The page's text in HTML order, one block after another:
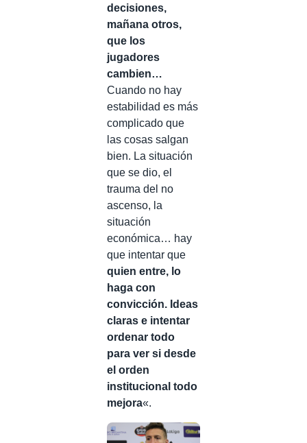
decisiones,
mañana otros,
que los
jugadores
cambien…
Cuando no hay
estabilidad es más
complicado que
las cosas salgan
bien. La situación
que se dio, el
trauma del no
ascenso, la
situación
económica… hay
que intentar que
quien entre, lo
haga con
convicción. Ideas
claras e intentar
ordenar todo
para ver si desde
el orden
institucional todo
mejora«.